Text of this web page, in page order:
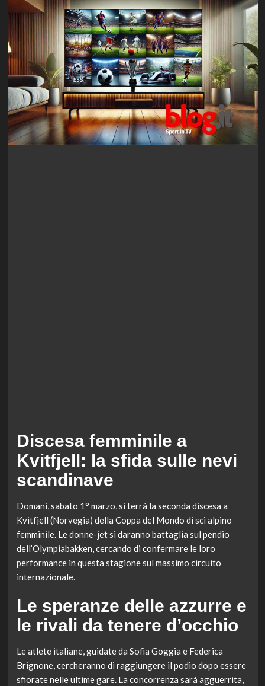
Discesa femminile a
Kvitfjell: la sfida sulle nevi
scandinave
Domani, sabato 1° marzo, si terrà la seconda discesa a
Kvitfjell (Norvegia) della Coppa del Mondo di sci alpino
femminile. Le donne-jet si daranno battaglia sul pendio
dell’Olympiabakken, cercando di confermare le loro
performance in questa stagione sul massimo circuito
internazionale.
Le speranze delle azzurre e
le rivali da tenere d’occhio
Le atlete italiane, guidate da Sofia Goggia e Federica
Brignone, cercheranno di raggiungere il podio dopo essere
sfiorate nelle ultime gare. La concorrenza sarà agguerrita,